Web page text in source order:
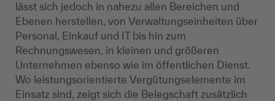
lässt sich jedoch in nahezu allen Bereichen und
Ebenen herstellen, von Verwaltungseinheiten über
Personal, Einkauf und IT bis hin zum
Rechnungswesen, in kleinen und größeren
Unternehmen ebenso wie im öffentlichen Dienst.
Wo leistungsorientierte Vergütungselemente im
Einsatz sind, zeigt sich die Belegschaft zusätzlich